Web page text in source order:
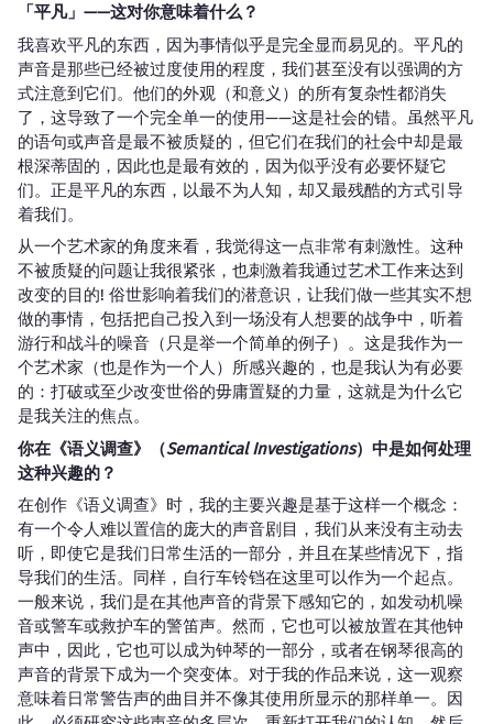
「平凡」——这对你意味着什么？
我喜欢平凡的东西，因为事情似乎是完全显而易见的。平凡的
声音是那些已经被过度使用的程度，我们甚至没有以强调的方
式注意到它们。他们的外观（和意义）的所有复杂性都消失
了，这导致了一个完全单一的使用——这是社会的错。虽然平凡
的语句或声音是最不被质疑的，但它们在我们的社会中却是最
根深蒂固的，因此也是最有效的，因为似乎没有必要怀疑它
们。正是平凡的东西，以最不为人知，却又最残酷的方式引导
着我们。
从一个艺术家的角度来看，我觉得这一点非常有刺激性。这种
不被质疑的问题让我很紧张，也刺激着我通过艺术工作来达到
改变的目的! 俗世影响着我们的潜意识，让我们做一些其实不想
做的事情，包括把自己投入到一场没有人想要的战争中，听着
游行和战斗的噪音（只是举一个简单的例子）。这是我作为一
个艺术家（也是作为一个人）所感兴趣的，也是我认为有必要
的：打破或至少改变世俗的毋庸置疑的力量，这就是为什么它
是我关注的焦点。
你在《语义调查》（Semantical Investigations）中是如何处理
这种兴趣的？
在创作《语义调查》时，我的主要兴趣是基于这样一个概念：
有一个令人难以置信的庞大的声音剧目，我们从来没有主动去
听，即使它是我们日常生活的一部分，并且在某些情况下，指
导我们的生活。同样，自行车铃铛在这里可以作为一个起点。
一般来说，我们是在其他声音的背景下感知它的，如发动机噪
音或警车或救护车的警笛声。然而，它也可以被放置在其他钟
声中，因此，它也可以成为钟琴的一部分，或者在钢琴很高的
声音的背景下成为一个突变体。对于我的作品来说，这一观察
意味着日常警告声的曲目并不像其使用所显示的那样单一。因